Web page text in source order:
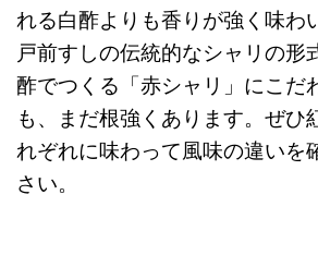
れる白酢よりも香りが強く味わ
戸前すしの伝統的なシャリの形
酢でつくる「赤シャリ」にこだ
も、まだ根強くあります。ぜひ
れぞれに味わって風味の違いを
さい。